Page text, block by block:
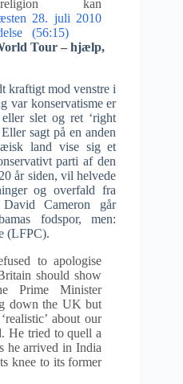
religion kan
28. juli 2010
(56:15)
Tour – hjælp,
kraftigt mod venstre i
var konservatisme er
slet og ret ‘right
sagt på en anden
land vise sig et
parti af den
år siden, vil helvede
og overfald fra
David Cameron går
fodspor, men:
(LFPC).
to apologise
should show
Prime Minister
down the UK but
about our
He tried to quell a
he arrived in India
knee to its former